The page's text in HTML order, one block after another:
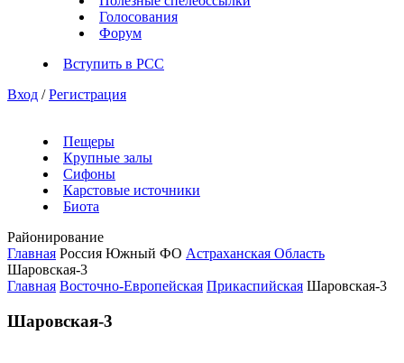
Голосования
Форум
Вступить в РСС
Вход / Регистрация
Пещеры
Крупные залы
Сифоны
Карстовые источники
Биота
Районирование
Главная Россия Южный ФО Астраханская Область
Шаровская-3
Главная Восточно-Европейская Прикаспийская Шаровская-3
Шаровская-3